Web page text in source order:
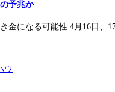
予兆か
金になる可能性 4月16日、
ウ